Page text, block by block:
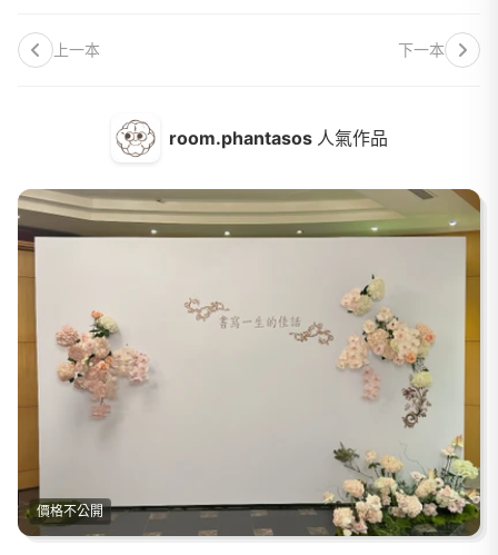
上一本 下一本
room.phantasos 人氣作品
價格不公開